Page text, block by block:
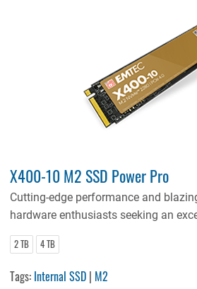
X400-10 M2 SSD Power Pro
Cutting-edge performance and
hardware enthusiasts seeking an
2 TB 4 TB
Tags: Internal SSD | M2